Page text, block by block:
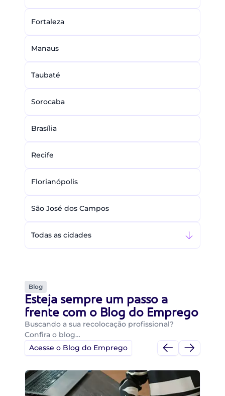
Fortaleza
Manaus
Taubaté
Sorocaba
Brasília
Recife
Florianópolis
São José dos Campos
Todas as cidades
Blog
Esteja sempre um passo a
frente com o Blog do Emprego
Buscando a sua recolocação profissional?
Confira o blog…
Acesse o Blog do Emprego